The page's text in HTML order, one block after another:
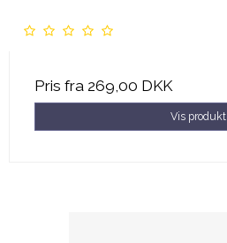
Pris fra 269,00 DKK
Vis produkt